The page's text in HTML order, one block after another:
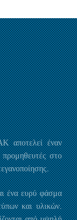
έναν
προμηθευτές στο
ένα ευρύ φάσμα
και υλικών.